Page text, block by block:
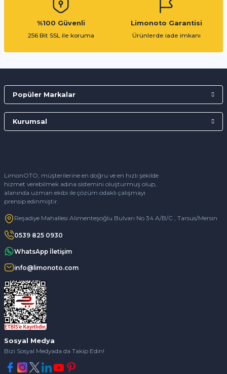
%100 Güvenli
256 Bit SSL ile koruma
Limonoto Garantisi
Ürünlerde iade imkanı
LimonOTO, müşterilerine en doğru ve en hızlı şekilde
hizmet verebilmek adına sistemini oluşturmuş olup,
alanında uzman ekibi ile çözüm odaklı çalışmayı
prensip edinmiştir.
Reşadiye Mahallesi Alimenteşoğlu Bulvarı No 34 A/B/C , Tarsus/Mersin
0539 825 0930
WhatsApp İletişim
info@limonoto.com
Popüler Markalar
Kurumsal
Sosyal Medya
Bizi Sosyal Medyada da Takip Edin!